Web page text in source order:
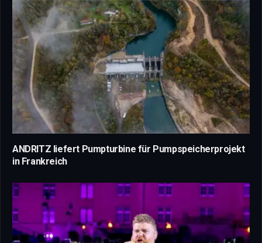
ANDRITZ liefert Pumpturbine für Pumpspeicherprojekt
in Frankreich